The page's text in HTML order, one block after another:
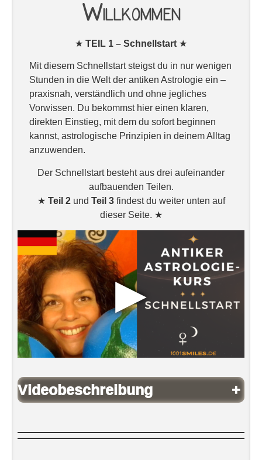
Willkommen
★ TEIL 1 – Schnellstart ★
Mit diesem Schnellstart steigst du in nur wenigen
Stunden in die Welt der antiken Astrologie ein –
praxisnah, verständlich und ohne jegliches
Vorwissen. Du bekommst hier einen klaren,
direkten Einstieg, mit dem du sofort beginnen
kannst, astrologische Prinzipien in deinem Alltag
anzuwenden.
Der Schnellstart besteht aus drei aufeinander
aufbauenden Teilen.
★ Teil 2und Teil 3findest du weiter unten auf
dieser Seite. ★
▶
Videobeschreibung +